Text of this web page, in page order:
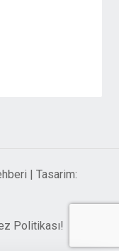
| Tasarim:
Politikası!